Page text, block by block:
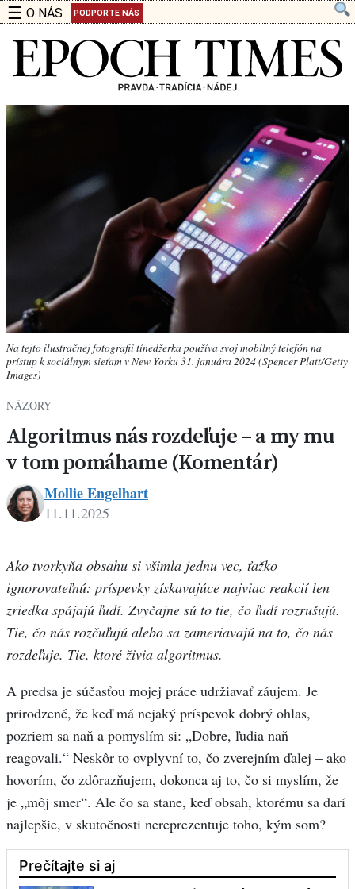
☰ O NÁS PODPORTE NÁS
Na tejto ilustračnej fotografii tínedžerka používa svoj mobilný telefón na
prístup k sociálnym sieťam v New Yorku 31. januára 2024 (Spencer Platt/Getty
Images)
NÁZORY
Algoritmus nás rozdeľuje – a my mu
v tom pomáhame (Komentár)
Engelhart
Mollie Engelhart
11.11.2025
Ako tvorkyňa obsahu si všimla jednu vec, ťažko
ignorovateľnú: príspevky získavajúce najviac reakcií len
zriedka spájajú ľudí. Zvyčajne sú to tie, čo ľudí rozrušujú.
Tie, čo nás rozčuľujú alebo sa zameriavajú na to, čo nás
rozdeľuje. Tie, ktoré živia algoritmus.
A predsa je súčasťou mojej práce udržiavať záujem. Je
prirodzené, že keď má nejaký príspevok dobrý ohlas,
pozriem sa naň a pomyslím si: „Dobre, ľudia naň
reagovali.“ Neskôr to ovplyvní to, čo zverejním ďalej – ako
hovorím, čo zdôrazňujem, dokonca aj to, čo si myslím, že
je „môj smer“. Ale čo sa stane, keď obsah, ktorému sa darí
najlepšie, v skutočnosti nereprezentuje toho, kým som?